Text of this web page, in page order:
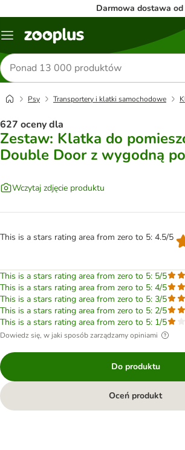
Darmowa dostawa od
Menu
Szukaj
produktów
Psy Transportery i klatki samochodowe
627 oceny dla
Zestaw: Klatka do
Double Door z wygodną
Wczytaj zdjęcie produktu
This is a stars rating area from zero to 5: 4.5/5
This is a stars rating area from zero to 5: 5/5
This is a stars rating area from zero to 5: 4/5
This is a stars rating area from zero to 5: 3/5
This is a stars rating area from zero to 5: 2/5
This is a stars rating area from zero to 5: 1/5
Dowiedz się, w jaki sposób zarządzamy opiniami
Do produktu
Oceń produkt